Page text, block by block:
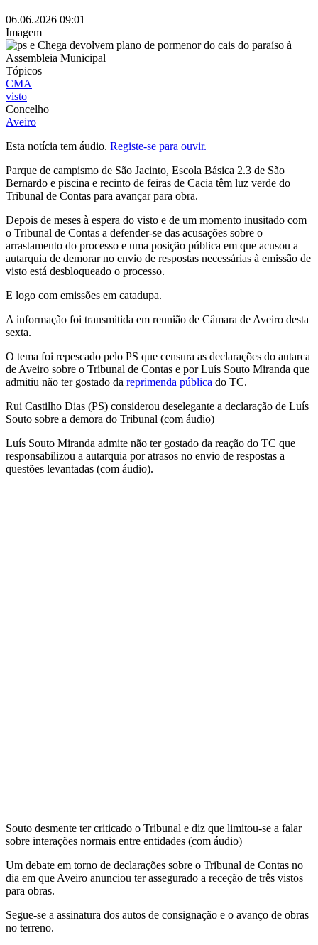
06.06.2026 09:01
Imagem
Tópicos
CMA
visto
Concelho
Aveiro
Esta notícia tem áudio. Registe-se para ouvir.
Parque de campismo de São Jacinto, Escola Básica 2.3 de São
Bernardo e piscina e recinto de feiras de Cacia têm luz verde do
Tribunal de Contas para avançar para obra.
Depois de meses à espera do visto e de um momento inusitado com
o Tribunal de Contas a defender-se das acusações sobre o
arrastamento do processo e uma posição pública em que acusou a
autarquia de demorar no envio de respostas necessárias à emissão de
visto está desbloqueado o processo.
E logo com emissões em catadupa.
A informação foi transmitida em reunião de Câmara de Aveiro desta
sexta.
O tema foi repescado pelo PS que censura as declarações do autarca
de Aveiro sobre o Tribunal de Contas e por Luís Souto Miranda que
admitiu não ter gostado da reprimenda pública do TC.
Rui Castilho Dias (PS) considerou deselegante a declaração de Luís
Souto sobre a demora do Tribunal (com áudio)
Luís Souto Miranda admite não ter gostado da reação do TC que
responsabilizou a autarquia por atrasos no envio de respostas a
questões levantadas (com áudio).
Souto desmente ter criticado o Tribunal e diz que limitou-se a falar
sobre interações normais entre entidades (com áudio)
Um debate em torno de declarações sobre o Tribunal de Contas no
dia em que Aveiro anunciou ter assegurado a receção de três vistos
para obras.
Segue-se a assinatura dos autos de consignação e o avanço de obras
no terreno.